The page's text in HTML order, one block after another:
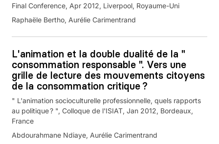
Final Conference, Apr 2012, Liverpool, Royaume-Uni
Raphaële Bertho, Aurélie Carimentrand
L'animation et la double dualité de la "
consommation responsable ". Vers une
grille de lecture des mouvements citoyens
de la consommation critique ?
" L'animation socioculturelle professionnelle, quels rapports
au politique ? ", Colloque de l'ISIAT, Jan 2012, Bordeaux,
France
Abdourahmane Ndiaye, Aurélie Carimentrand